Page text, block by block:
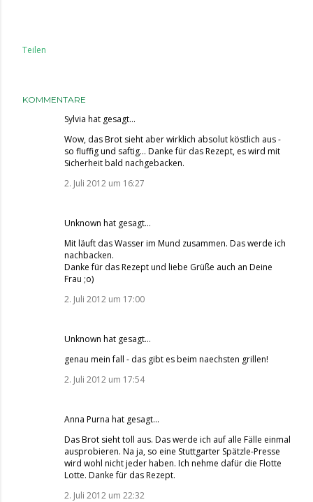
Teilen
KOMMENTARE
Sylvia hat gesagt…
Wow, das Brot sieht aber wirklich absolut köstlich aus -
so fluffig und saftig... Danke für das Rezept, es wird mit
Sicherheit bald nachgebacken.
2. Juli 2012 um 16:27
Unknown hat gesagt…
Mit läuft das Wasser im Mund zusammen. Das werde ich
nachbacken.
Danke für das Rezept und liebe Grüße auch an Deine
Frau ;o)
2. Juli 2012 um 17:00
Unknown hat gesagt…
genau mein fall - das gibt es beim naechsten grillen!
2. Juli 2012 um 17:54
Anna Purna hat gesagt…
Das Brot sieht toll aus. Das werde ich auf alle Fälle einmal
ausprobieren. Na ja, so eine Stuttgarter Spätzle-Presse
wird wohl nicht jeder haben. Ich nehme dafür die Flotte
Lotte. Danke für das Rezept.
2. Juli 2012 um 22:32